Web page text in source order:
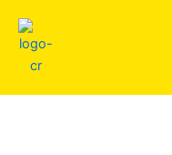
content